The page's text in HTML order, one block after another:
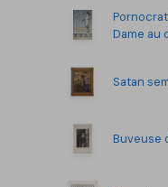
Dame au
Satan
Buveuse